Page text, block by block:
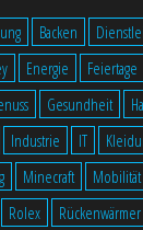
Backen
Energie Feiertage
Gesundheit
Industrie IT
Minecraft Mobilität
Rolex Rückenwärmer